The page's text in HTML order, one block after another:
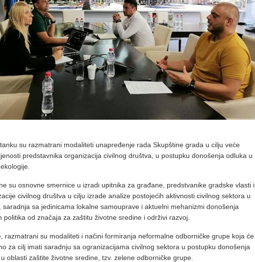
su razmatrani modaliteti unapređenje rada Skupštine grada u cilju veće
predstavnika organizacija civilnog društva, u postupku donošenja odluka u
su osnovne smernice u izradi upitnika za građane, predstvanike gradske vlasti i
civilnog društva u cilju izrade analize postojećih aktivnosti civilnog sektora u
saradnja sa jedinicama lokalne samouprave i aktuelni mehanizmi donošenja
politika od značaja za zaštitu životne sredine i održivi razvoj.
razmatrani su modaliteti i načini formiranja neformalne odborničke grupe koja će
za cilj imati saradnju sa ogranizacijama civilnog sektora u postupku donošenja
oblasti zaštite životne sredine, tzv. zelene odborničke grupe.